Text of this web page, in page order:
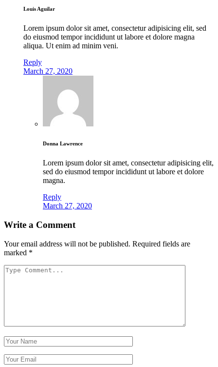
Louis Aguilar
Lorem ipsum dolor sit amet, consectetur adipisicing elit, sed
do eiusmod tempor incididunt ut labore et dolore magna
aliqua. Ut enim ad minim veni.
Reply
March 27, 2020
Donna Lawrence
Lorem ipsum dolor sit amet, consectetur adipisicing elit,
sed do eiusmod tempor incididunt ut labore et dolore
magna.
Reply
March 27, 2020
Write a Comment
Your email address will not be published. Required fields are
marked *